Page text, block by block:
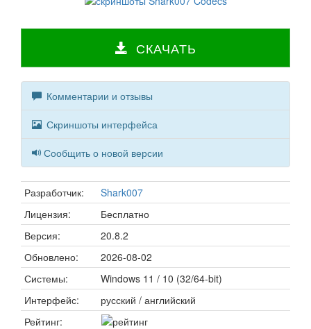
СКАЧАТЬ
Комментарии и отзывы
Скриншоты интерфейса
Сообщить о новой версии
Разработчик:
Shark007
Лицензия:
Бесплатно
Версия:
20.8.2
Обновлено:
2026-08-02
Системы:
Windows 11 / 10 (32/64-bit)
Интерфейс:
русский / английский
Рейтинг: